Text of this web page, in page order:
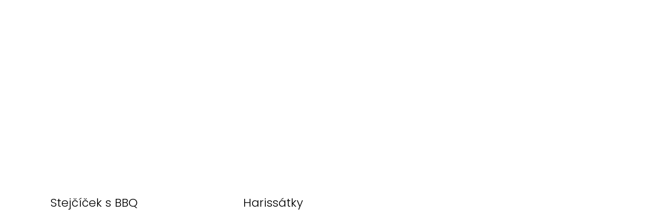
Stejčíček s BBQ Harissátky